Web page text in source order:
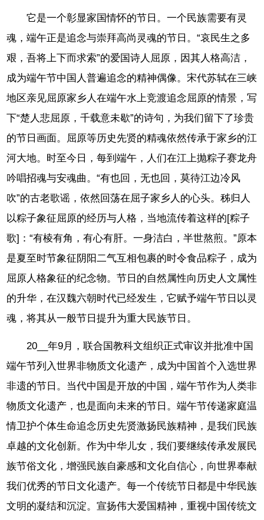
它是一个彰显家国情怀的节日。一个民族需要有灵
魂，端午正是追念与崇拜高尚灵魂的节日。“哀民生之多
艰，吾将上下而求索”的爱国诗人屈原，因其人格高洁，
成为端午节中国人普遍追念的精神偶像。宋代苏轼在三峡
地区亲见屈原家乡人在端午水上竞渡追念屈原的情景，写
下“楚人悲屈原，千载意未歇”的诗句，为我们留下了珍贵
的节日画面。屈原等历史先贤的精魂依然传承于家乡的江
河大地。时至今日，每到端午，人们在江上抛粽子赛龙舟
吟唱招魂与安魂曲。“有也回，无也回，莫待江边冷风
吹”的古老歌谣，依然回荡在屈子家乡人的心头。秭归人
以粽子象征屈原的经历与人格，当地流传着这样的[粽子
歌]：“有棱有角，有心有肝。一身洁白，半世熬煎。”原本
是夏至时节象征阴阳二气互相包裹的时令食品粽子，成为
屈原人格象征的纪念物。节日的自然属性向历史人文属性
的升华，在汉魏六朝时代已经发生，它赋予端午节日以灵
魂，将其从一般节日提升为重大民族节日。
20__年9月，联合国教科文组织正式审议并批准中国
端午节列入世界非物质文化遗产，成为中国首个入选世界
非遗的节日。当代中国是开放的中国，端午节作为人类非
物质文化遗产，也是面向未来的节日。端午节传递家庭温
情卫护个体生命追念历史先贤激扬民族精神，是我们民族
卓越的文化创新。作为中华儿女，我们要继续传承发展民
族节俗文化，增强民族自豪感和文化自信心，向世界奉献
我们优秀的节日文化遗产。每一个传统节日都是中华民族
文明的凝结和沉淀。宣扬伟大爱国精神，重视中国传统文